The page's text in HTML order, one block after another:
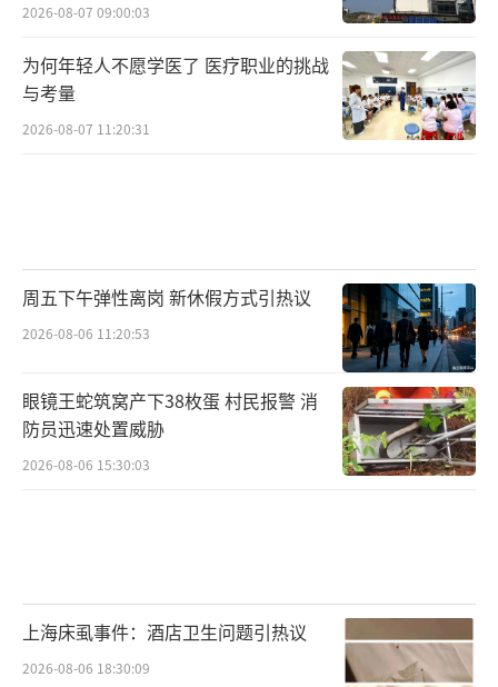
2026-08-07 09:00:03
为何年轻人不愿学医了 医疗职业的挑战
与考量
2026-08-07 11:20:31
周五下午弹性离岗 新休假方式引热议
2026-08-06 11:20:53
眼镜王蛇筑窝产下38枚蛋 村民报警 消
防员迅速处置威胁
2026-08-06 15:30:03
上海床虱事件：酒店卫生问题引热议
2026-08-06 18:30:09